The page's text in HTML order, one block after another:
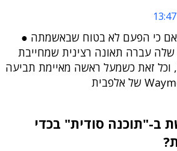
כי הפעם לא בטוח שבאשמתה ●
שלה עברה תאונה רצינית שמחייבת
וכל זאת כשמעל ראשה מאיימת תביעה
"תוכנה סודית" בכדי